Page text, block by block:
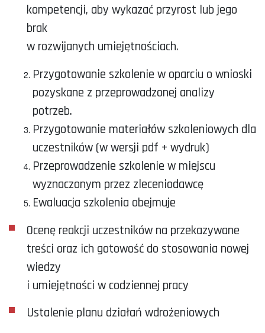
kompetencji, aby wykazać przyrost lub jego
brak
w rozwijanych umiejętnościach.
Przygotowanie szkolenie w oparciu o wnioski
pozyskane z przeprowadzonej analizy
potrzeb.
Przygotowanie materiałów szkoleniowych dla
uczestników (w wersji pdf + wydruk)
Przeprowadzenie szkolenie w miejscu
wyznaczonym przez zleceniodawcę
Ewaluacja szkolenia obejmuje
Ocenę reakcji uczestników na przekazywane
treści oraz ich gotowość do stosowania nowej
wiedzy
i umiejętności w codziennej pracy
Ustalenie planu działań wdrożeniowych